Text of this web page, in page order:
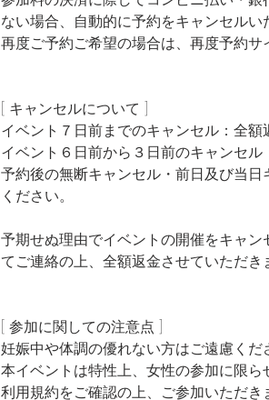
ない場合、自動的に予約をキャンセルい
再度ご予約ご希望の場合は、再度予約サ
[ キャンセルについて ]
イベント７日前までのキャンセル：全額
イベント６日前から３日前のキャンセル
予約後の無断キャンセル・前日及び当
ください。
予期せぬ理由でイベントの開催をキャ
てご連絡の上、全額返金させていただき
[ 参加に関しての注意点 ]
妊娠中や体調の優れない方はご遠慮くだ
本イベントは特性上、女性の参加に限ら